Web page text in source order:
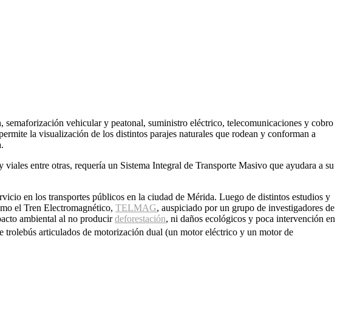
semaforización vehicular y peatonal, suministro eléctrico, telecomunicaciones y cobro
la visualización de los distintos parajes naturales que rodean y conforman a
viales entre otras, requería un Sistema Integral de Transporte Masivo que ayudara a su
en los transportes públicos en la ciudad de Mérida. Luego de distintos estudios y
el Tren Electromagnético, TELMAG, auspiciado por un grupo de investigadores de
ambiental al no producirdeforestación, ni daños ecológicos y poca intervención en
trolebús articulados de motorización dual (un motor eléctrico y un motor de